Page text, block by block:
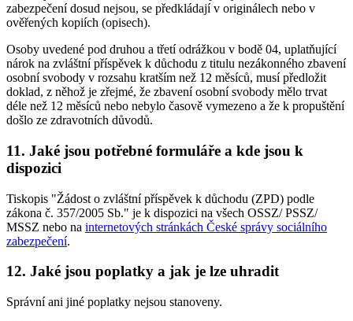
zabezpečení dosud nejsou, se předkládají v originálech nebo v
ověřených kopiích (opisech).
Osoby uvedené pod druhou a třetí odrážkou v bodě 04, uplatňující
nárok na zvláštní příspěvek k důchodu z titulu nezákonného zbavení
osobní svobody v rozsahu kratším než 12 měsíců, musí předložit
doklad, z něhož je zřejmé, že zbavení osobní svobody mělo trvat
déle než 12 měsíců nebo nebylo časově vymezeno a že k propuštění
došlo ze zdravotních důvodů.
11. Jaké jsou potřebné formuláře a kde jsou k
dispozici
Tiskopis "Žádost o zvláštní příspěvek k důchodu (ZPD) podle
zákona č. 357/2005 Sb." je k dispozici na všech OSSZ/ PSSZ/
MSSZ nebo na internetových stránkách České správy sociálního
zabezpečení.
12. Jaké jsou poplatky a jak je lze uhradit
Správní ani jiné poplatky nejsou stanoveny.